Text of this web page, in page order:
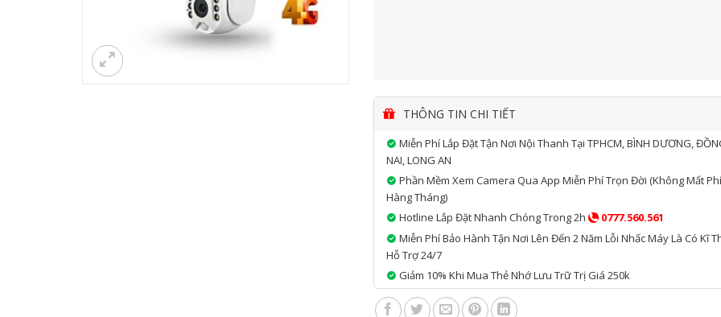
THÔNG TIN CHI TIẾT
Miễn Phí Lắp Đặt Tận Nơi Nội Thanh Tại TPHCM, BÌNH DƯƠNG,
NAI, LONG AN
Phần Mềm Xem Camera Qua App Miễn Phí Trọn Đời (không Mất
Hàng Tháng)
Hotline Lắp Đặt Nhanh Chóng Trong 2h
0777.560.561
Miễn Phí Bảo Hành Tận Nơi Lên Đến 2 Năm Lỗi Nhấc Máy Là Có Kĩ
Hỗ Trợ 24/7
Giảm 10% Khi Mua Thẻ Nhớ Lưu Trữ Trị Giá 250k